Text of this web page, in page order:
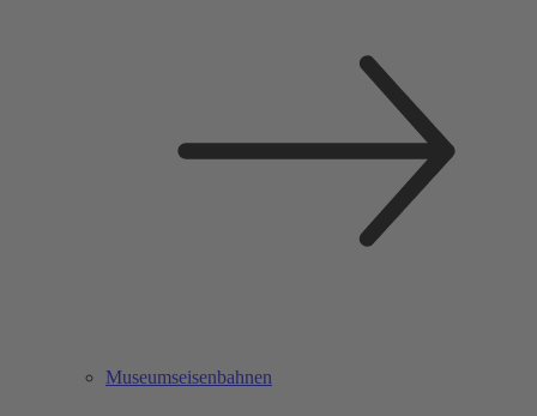
Museumseisenbahnen